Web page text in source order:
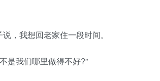
我想回老家住一段时间。
我们哪里做得不好?”